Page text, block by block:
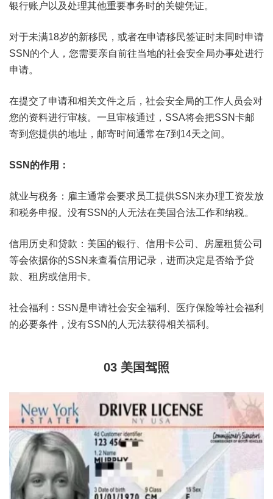
银行账户以及处理其他重要事务时的关键凭证。
对于未满18岁的新移民，或者在申请移民签证时未同时申请
SSN的个人，您需要亲自前往当地的社会安全局办事处进行
申请。
在提交了申请和相关文件之后，社会安全局的工作人员会对
您的资料进行审核。一旦审核通过，SSA将会把SSN卡邮
寄到您提供的地址，邮寄时间通常在7到14天之间。
SSN的作用：
就业与税务：雇主通常会要求员工提供SSN来办理工资发放
和税务申报。没有SSN的人无法在美国合法工作和纳税。
信用历史和贷款：美国的银行、信用卡公司、房屋租赁公司
等会依据你的SSN来查看信用记录，进而决定是否给予贷
款、租房或信用卡。
社会福利：SSN是申请社会安全福利、医疗保险等社会福利
的必要条件，没有SSN的人无法获得相关福利。
03 美国驾照